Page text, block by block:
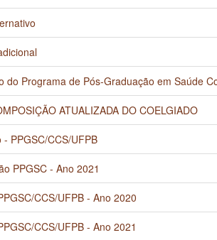
do Programa de Pós-Graduação em Saúde
ATUALIZADA DO COELGIADO
PPGSC/CCS/UFPB
PPGSC - Ano 2021
CCS/UFPB - Ano 2020
CCS/UFPB - Ano 2021